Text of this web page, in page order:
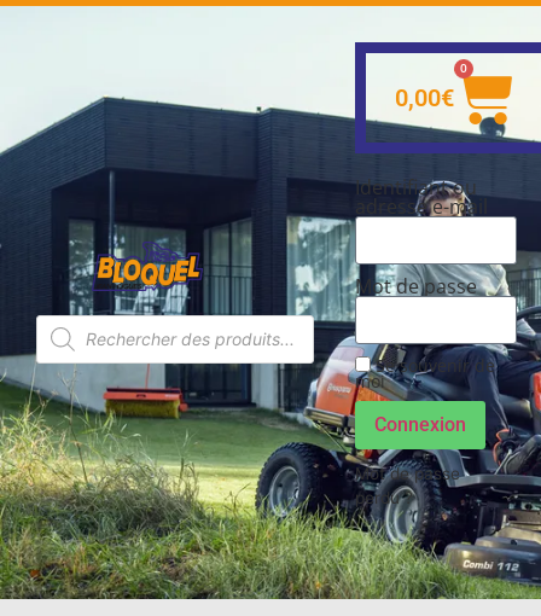
0,00€
0
Identifiant ou
adresse e-mail
Mot de passe
Se souvenir de
moi
Connexion
Mot de passe
perdu ?